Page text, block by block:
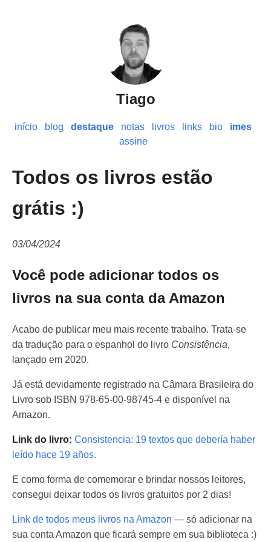
Tiago
início blog destaque notas livros links bio
imes
assine
Todos os livros estão
grátis :)
03/04/2024
Você pode adicionar todos os
livros na sua conta da Amazon
Acabo de publicar meu mais recente trabalho. Trata-se
da tradução para o espanhol do livro Consistência,
lançado em 2020.
Já está devidamente registrado na Câmara Brasileira do
Livro sob ISBN 978-65-00-98745-4 e disponível na
Amazon.
Link do livro: Consistencia: 19 textos que debería haber
leído hace 19 años.
E como forma de comemorar e brindar nossos leitores,
consegui deixar todos os livros gratuitos por 2 dias!
Link de todos meus livros na Amazon — só adicionar na
sua conta Amazon que ficará sempre em sua biblioteca :)